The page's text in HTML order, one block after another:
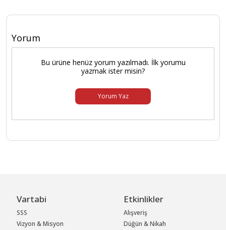
Yorum
Bu ürüne henüz yorum yazılmadı. İlk yorumu
yazmak ister misin?
Yorum Yaz
Vartabi
SSS
Vizyon & Misyon
Etkinlikler
Alışveriş
Düğün & Nikah